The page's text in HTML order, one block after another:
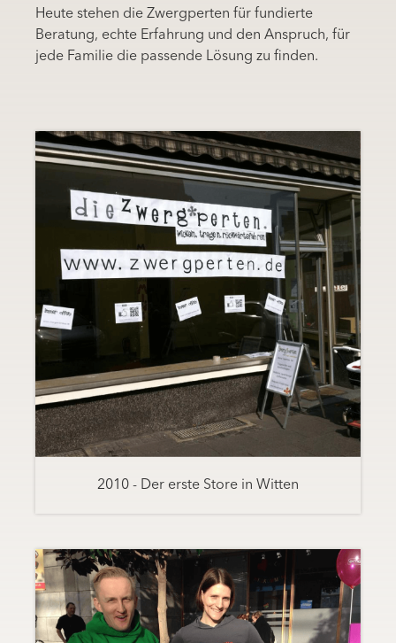
Heute stehen die Zwergperten für fundierte
Beratung, echte Erfahrung und den Anspruch, für
jede Familie die passende Lösung zu finden.
2010 - Der erste Store in Witten